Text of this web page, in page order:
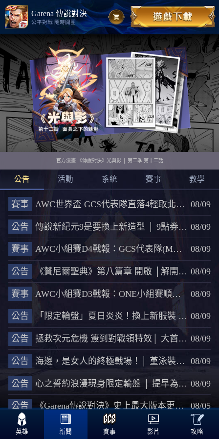
Garena 傳說對決
公平對戰 隨時開團
官方漫畫 《傳說對決》光與影 │ 第二季 第十二話
公告 活動 系統 賽事 教學
賽事 AWC世界盃 GCS代表隊直落4輕取北美，將與越南外卡隊爭奪四強資格 08/09
公告 傳說新紀元9是要換上新造型 │ 9點券超級造型箱登場 08/09
賽事 AWC小組賽D4戰報：GCS代表隊(MAD)以10勝0敗之姿晉級八強賽 08/09
公告 《贊尼爾聖典》第八篇章 開啟 │解開全新調皮英雄、造型和萌寵特效！ 08/09
賽事 AWC小組賽D3戰報：ONE小組賽順利晉級，八強將碰上地主越南代表隊 08/09
公告 「限定輪盤」夏日炎炎！換上新服裝 │ 夏日狂歡限定輪盤火熱登場 08/09
公告 拯救次元危機 簽到對戰領特效│ 大酋長保底箱假日登場 08/09
公告 海邊，是女人的終極戰場！│ 堇泳裝派對保底箱清涼登場 08/09
公告 心之誓約浪漫現身限定輪盤 │ 提早為七夕先準備！盛裝打扮佳節相會 08/09
公告 《Garena傳說對決》史上最大版本更新上線，帶領玩家展開傳說新紀元！ 08/05
<< 336 >>
英雄 新聞 賽事 影片

攻略